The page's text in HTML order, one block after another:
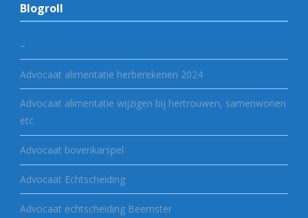
Blogroll
–
Advocaat alimentatie herberekenen 2024
Advocaat alimentatie wijzigen bij hertrouwen, samenwonen
etc
Advocaat bovenkarspel
Advocaat Echtscheiding
Advocaat echtscheiding Beemster